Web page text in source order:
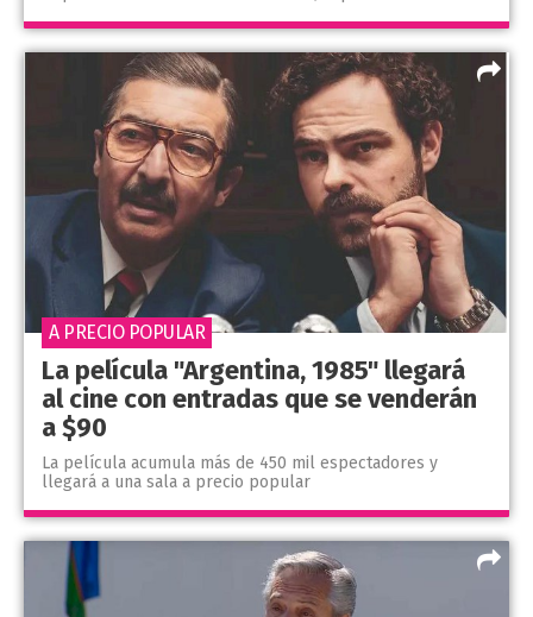
La película "Argentina, 1985" llegará
al cine con entradas que se venderán
a $90
La película acumula más de 450 mil espectadores y
llegará a una sala a precio popular
A PRECIO POPULAR